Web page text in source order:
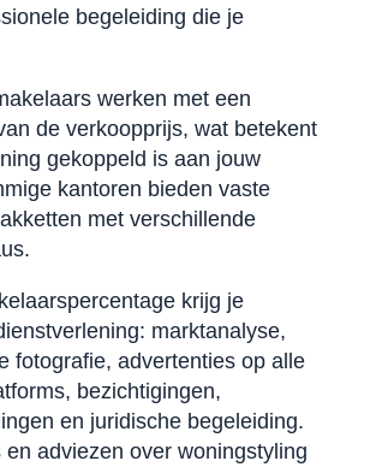
begeleiding die je
werken met een
de verkoopprijs, wat betekent
gekoppeld is aan jouw
kantoren bieden vaste
met verschillende
krijg je
marktanalyse,
fotografie, advertenties op alle
bezichtigingen,
en juridische begeleiding.
en adviezen over woningstyling